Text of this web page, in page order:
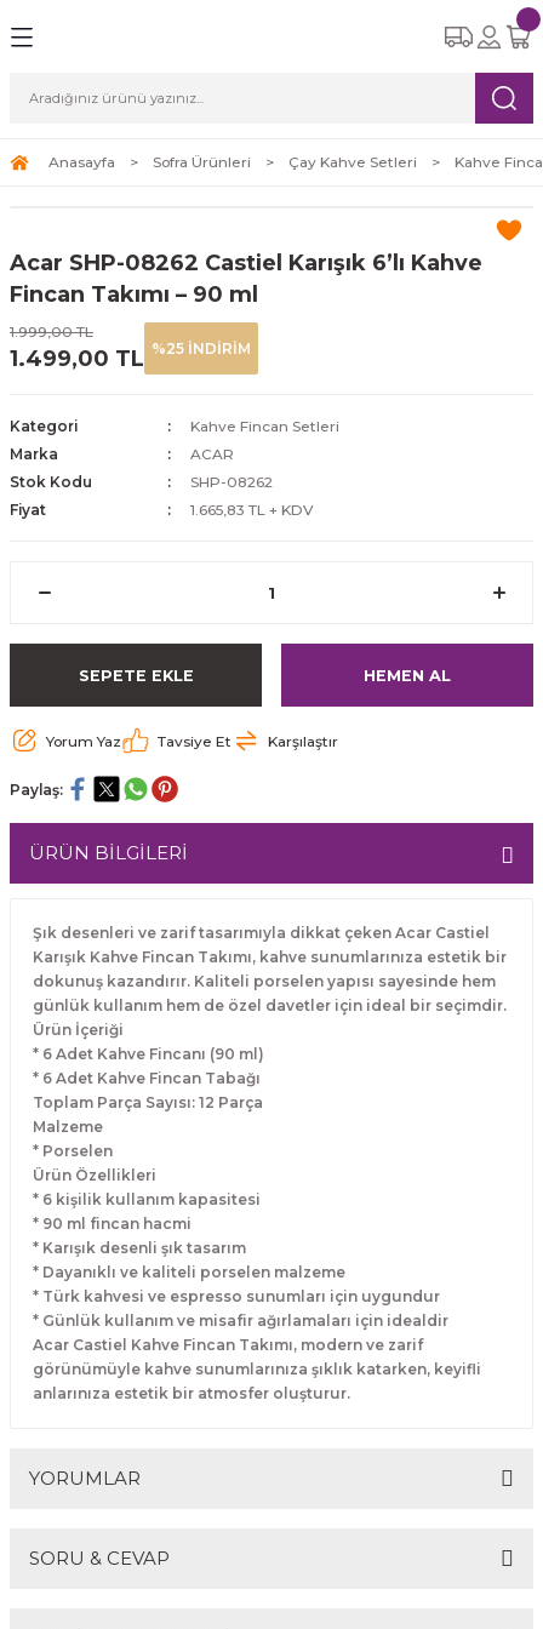
6 Kişilik Yemek Takımı
6 Kişilik Cam Bardak Setleri
Çay Fincan Setleri
Seti Robot Süpürge
Yatay Süpürge
Anasayfa Sofra Ürünleri Çay Kahve Setleri Kahve
Acar SHP-08262 Castiel Karışık 6’lı Kahve
Fincan Takımı – 90 ml
1.999,00 TL
1.499,00 TL %25 İNDİRİM
Kategori
Kahve Fincan Setleri
Marka
ACAR
Stok Kodu
SHP-08262
Fiyat
1.665,83 TL + KDV
SEPETE EKLE HEMEN AL
Yorum Yaz Tavsiye Et Karşılaştır
Paylaş:
ÜRÜN BİLGİLERİ
Şık desenleri ve zarif tasarımıyla dikkat çeken Acar Castiel
Karışık Kahve Fincan Takımı, kahve sunumlarınıza estetik bir
dokunuş kazandırır. Kaliteli porselen yapısı sayesinde hem
günlük kullanım hem de özel davetler için ideal bir seçimdir.
Ürün İçeriği
* 6 Adet Kahve Fincanı (90 ml)
* 6 Adet Kahve Fincan Tabağı
Toplam Parça Sayısı: 12 Parça
Malzeme
* Porselen
Ürün Özellikleri
* 6 kişilik kullanım kapasitesi
* 90 ml fincan hacmi
* Karışık desenli şık tasarım
* Dayanıklı ve kaliteli porselen malzeme
* Türk kahvesi ve espresso sunumları için uygundur
* Günlük kullanım ve misafir ağırlamaları için idealdir
Acar Castiel Kahve Fincan Takımı, modern ve zarif
görünümüyle kahve sunumlarınıza şıklık katarken, keyifli
anlarınıza estetik bir atmosfer oluşturur.
YORUMLAR
SORU & CEVAP